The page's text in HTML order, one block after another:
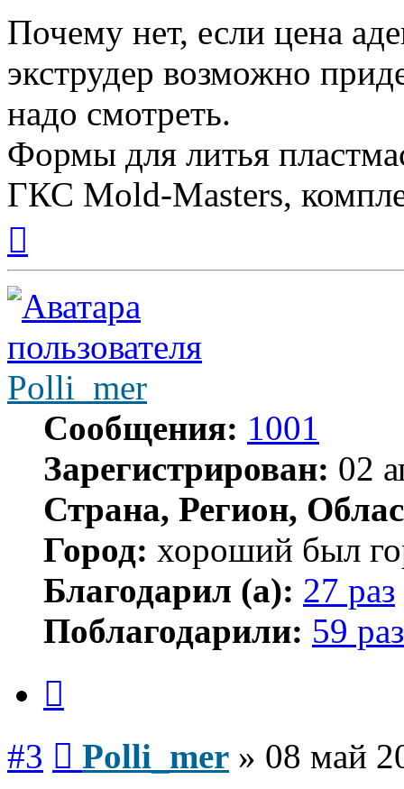
Почему нет, если цена
экструдер возможно
надо смотреть.
Формы для литья
ГКС Mold-Masters,
началу
Polli_mer
Сообщения: 1001
Зарегистрирован: 02
Страна, Регион,
Город: хороший был
Благодарил (а): 27 раз
Поблагодарили: 59 раз
#3 Polli_mer » 08 май